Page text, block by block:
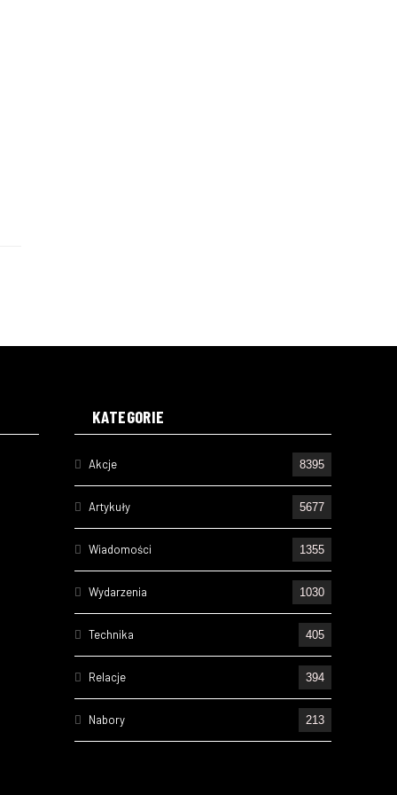
KATEGORIE
Akcje 8395
Artykuły 5677
Wiadomości 1355
Wydarzenia 1030
Technika 405
Relacje 394
Nabory 213